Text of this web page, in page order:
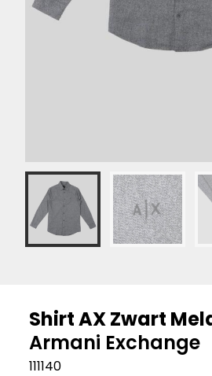
Shirt AX Zwart
Armani Exchange
111140